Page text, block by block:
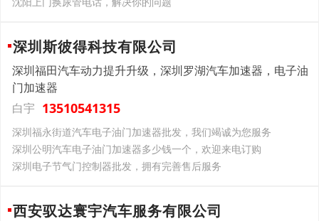
深圳斯彼得科技有限公司
深圳福田汽车动力提升升级，深圳罗湖汽车加速器，电子油
门加速器
白宇 13510541315
深圳福永街道汽车电子油门加速器批发，我们竭诚为您服务
深圳公明汽车电子油门加速器多少钱一个，欢迎来电订购
深圳电子节气门控制器批发，拥有完善售后服务
西安驭达寰宇汽车服务有限公司